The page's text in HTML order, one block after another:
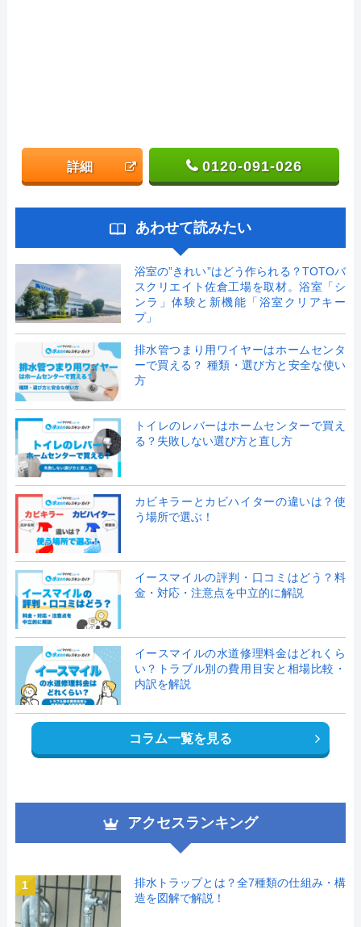
詳細 0120-091-026
あわせて読みたい
浴室の”きれい”はどう作られる？TOTOバ
スクリエイト佐倉工場を取材。浴室「シ
ンラ」体験と新機能「浴室クリアキー
プ」
排水管つまり用ワイヤーはホームセンタ
ーで買える？ 種類・選び方と安全な使い
方
トイレのレバーはホームセンターで買え
る？失敗しない選び方と直し方
カビキラーとカビハイターの違いは？使
う場所で選ぶ！
イースマイルの評判・口コミはどう？料
金・対応・注意点を中立的に解説
イースマイルの水道修理料金はどれくら
い？トラブル別の費用目安と相場比較・
内訳を解説
コラム一覧を見る
アクセスランキング
1
排水トラップとは？全7種類の仕組み・構
造を図解で解説！